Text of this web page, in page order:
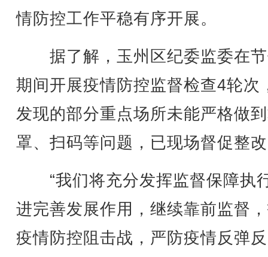
情防控工作平稳有序开展。
据了解，玉州区纪委监委在
期间开展疫情防控监督检查4轮次
发现的部分重点场所未能严格做
罩、扫码等问题，已现场督促整
“我们将充分发挥监督保障执
进完善发展作用，继续靠前监督
疫情防控阻击战，严防疫情反弹反